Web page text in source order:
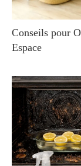
Conseils pour
Espace